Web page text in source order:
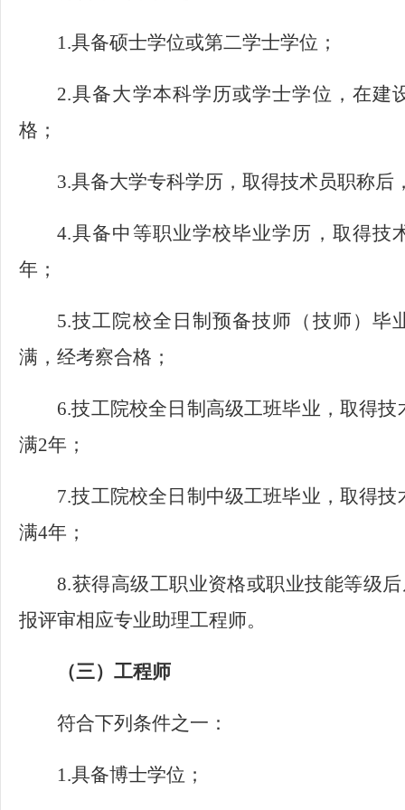
1.具备硕士学位或第二学士学位；
2.具备大学本科学历或学士学位，在建
格；
3.具备大学专科学历，取得技术员职称
4.具备中等职业学校毕业学历，取得技
年；
5.技工院校全日制预备技师（技师）毕
满，经考察合格；
6.技工院校全日制高级工班毕业，取得
满2年；
7.技工院校全日制中级工班毕业，取得
满4年；
8.获得高级工职业资格或职业技能等级
报评审相应专业助理工程师。
（三）工程师
符合下列条件之一：
1.具备博士学位；